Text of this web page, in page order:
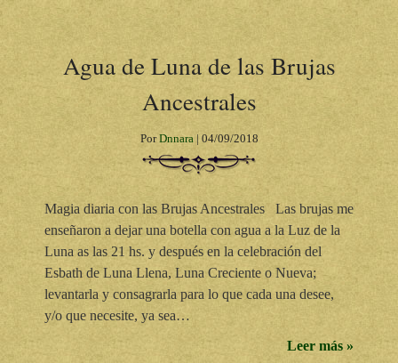
Agua de Luna de las Brujas
Ancestrales
PorDnnara| 04/09/2018
Magia diaria con las Brujas Ancestrales Las brujas me
enseñaron a dejar una botella con agua a la Luz de la
Luna as las 21 hs. y después en la celebración del
Esbath de Luna Llena, Luna Creciente o Nueva;
levantarla y consagrarla para lo que cada una desee,
y/o que necesite, ya sea…
Leer más »